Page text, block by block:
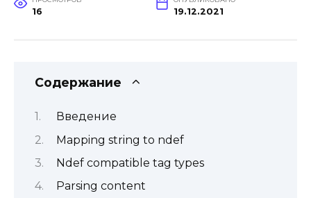
16 19.12.2021
Содержание
Введение
Mapping string to ndef
Ndef compatible tag types
Parsing content